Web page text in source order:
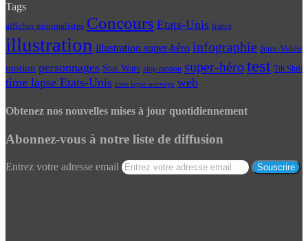
Tags
affiches minimalistes Concours Etats-Unis france
illustration illustration super-héro infographie Jeux-Vidéo
motion personnages Star Wars stop motion super-hérotest Tilt Shift
time lapse Etats-Unis time lapse norvege web
Obtenez nos nouvelles mises à jour quotidiennement
Abonnez-vous à notre liste de diffusion
Entrez votre adresse email